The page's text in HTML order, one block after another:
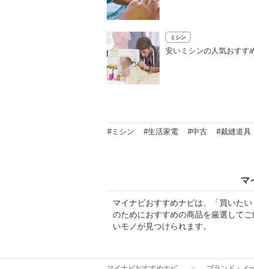
ミシン
安いミシンの人気おすす
#ミシン #生活家電 #中古 #裁縫道具
マ
マイナビおすすめナビは、「買いた
のためにおすすめの商品を厳選して
いモノが見つけられます。